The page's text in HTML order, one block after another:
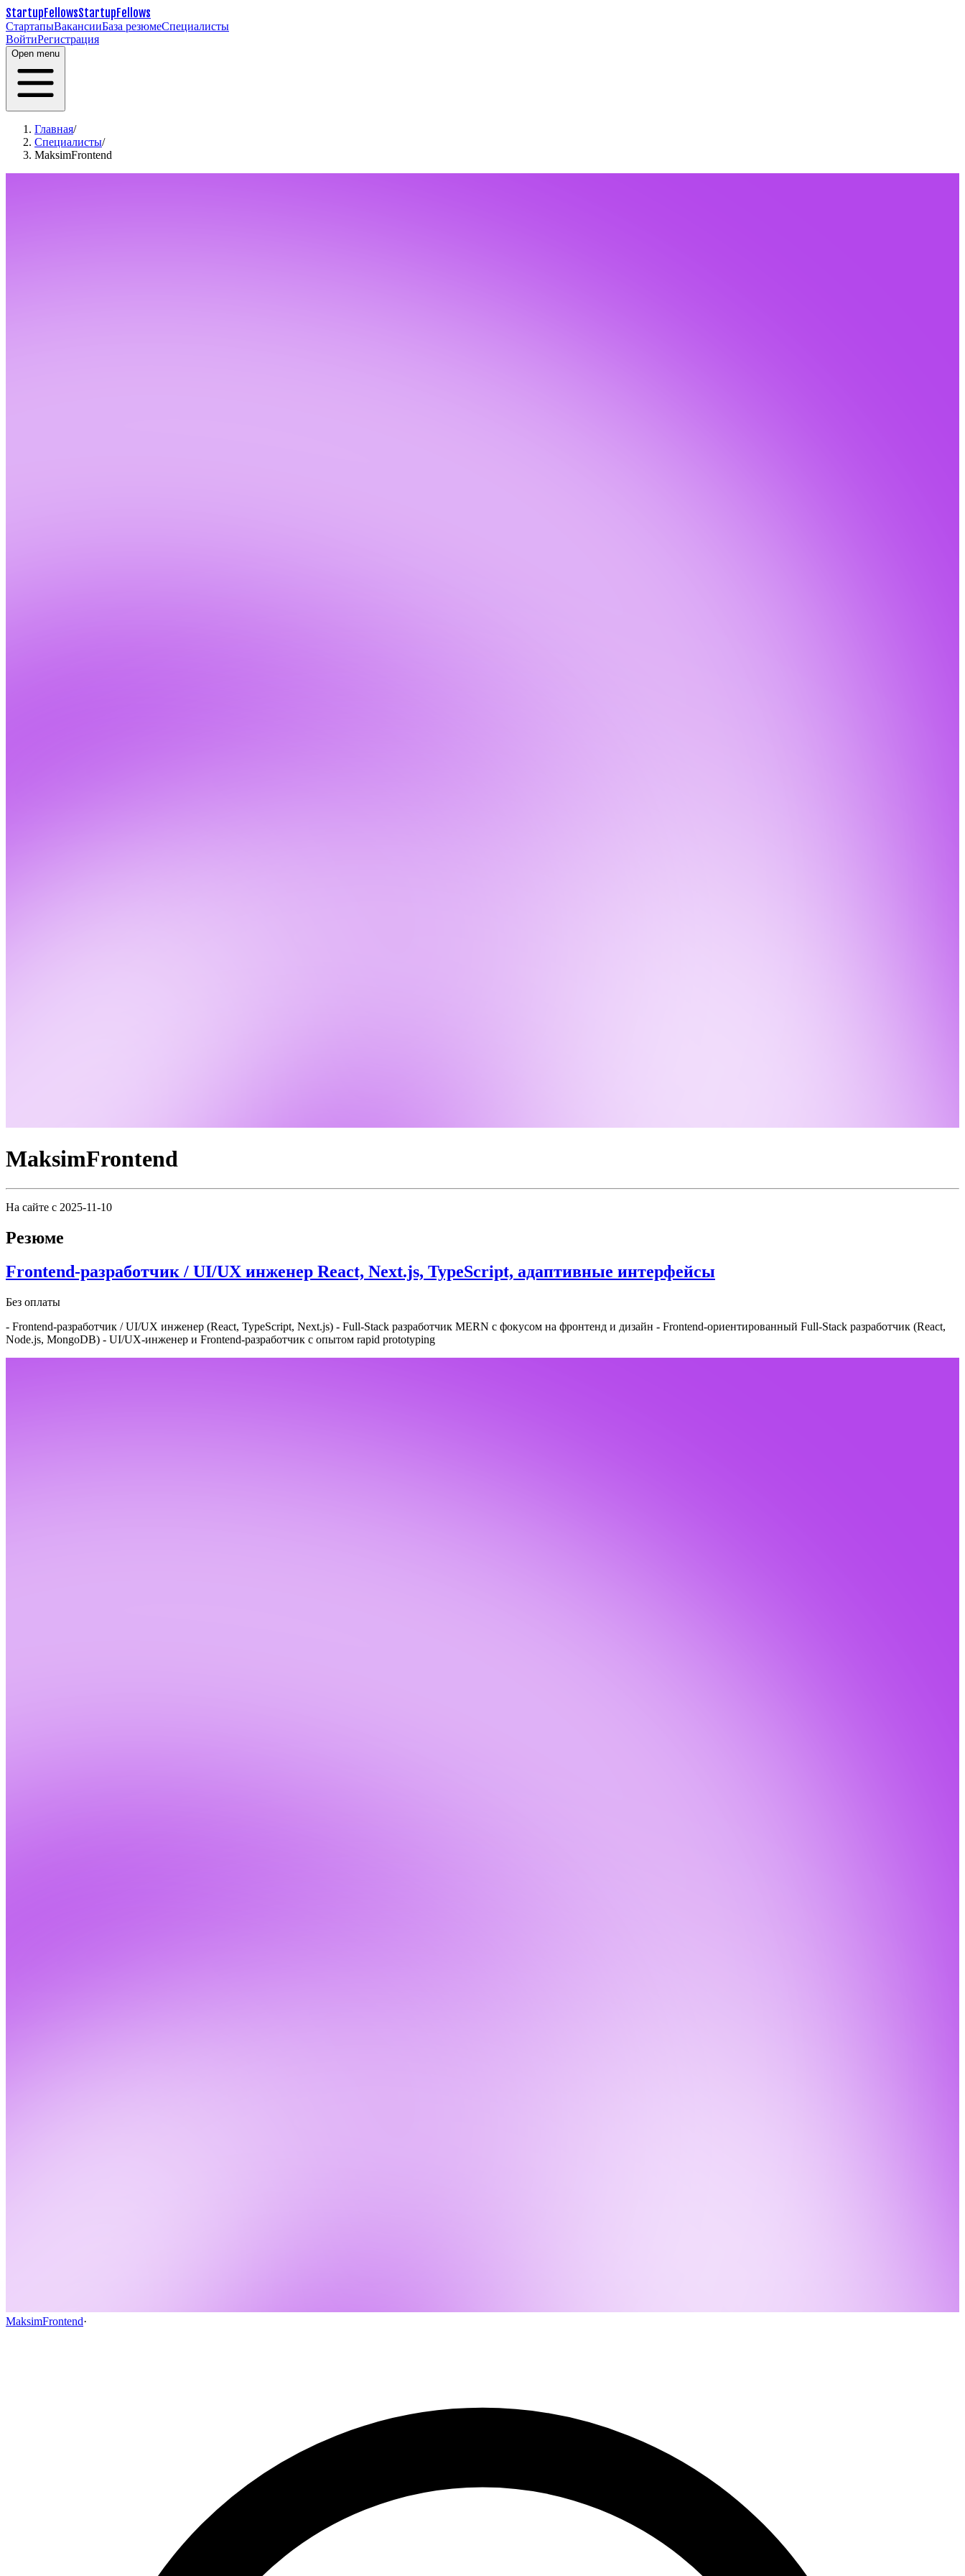
StartupFellowsStartupFellows
СтартапыВакансииБаза резюмеСпециалисты
ВойтиРегистрация
Open menu
Главная/
Специалисты/
MaksimFrontend
MaksimFrontend
На сайте с 2025-11-10
Резюме
Frontend‑разработчик / UI/UX инженер React, Next.js, TypeScript, адаптивные интерфейсы
Без оплаты
- Frontend‑разработчик / UI/UX инженер (React, TypeScript, Next.js) - Full‑Stack разработчик MERN с фокусом на фронтенд и дизайн - Frontend‑ориентированный Full‑Stack разработчик (React,
Node.js, MongoDB) - UI/UX‑инженер и Frontend‑разработчик с опытом rapid prototyping
MaksimFrontend·